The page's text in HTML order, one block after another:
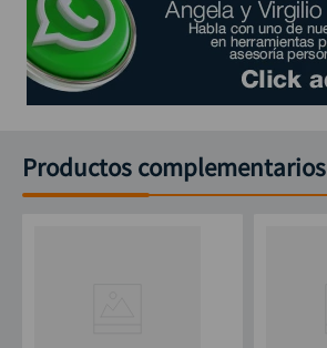
Productos complementarios